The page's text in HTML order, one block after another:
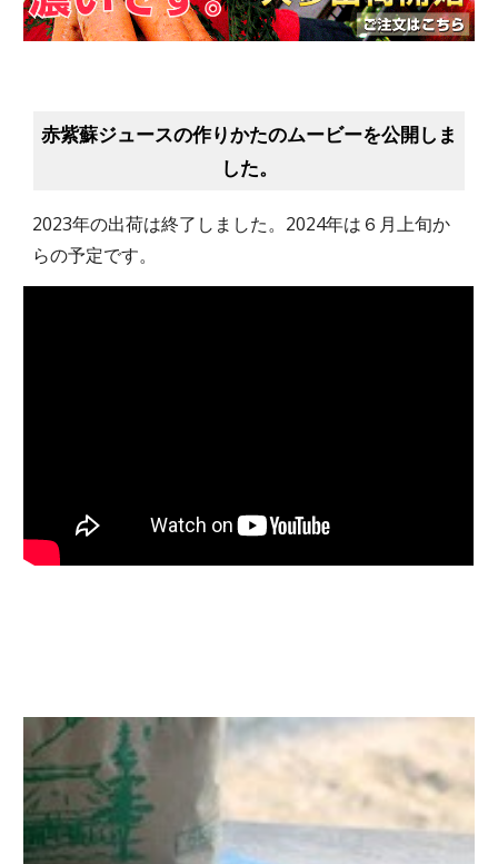
赤紫蘇ジュースの作りかたのムービーを公開しま
した。
2023年の出荷は終了しました。2024年は６月上旬か
らの予定です。